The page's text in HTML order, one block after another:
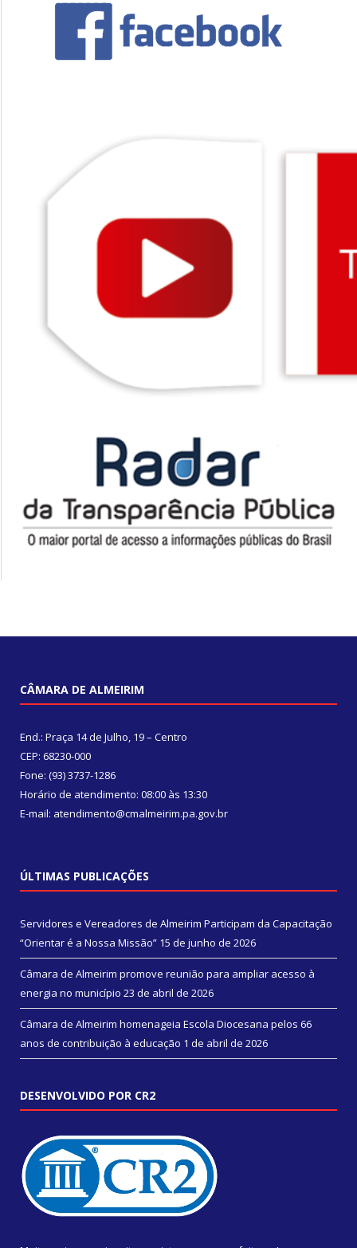
CÂMARA DE ALMEIRIM
End.: Praça 14 de Julho, 19 – Centro
CEP: 68230-000
Fone: (93) 3737-1286
Horário de atendimento: 08:00 às 13:30
E-mail: atendimento@cmalmeirim.pa.gov.br
ÚLTIMAS PUBLICAÇÕES
Servidores e Vereadores de Almeirim Participam da Capacitação
“Orientar é a Nossa Missão” 15 de junho de 2026
Câmara de Almeirim promove reunião para ampliar acesso à
energia no município 23 de abril de 2026
Câmara de Almeirim homenageia Escola Diocesana pelos 66
anos de contribuição à educação 1 de abril de 2026
DESENVOLVIDO POR CR2